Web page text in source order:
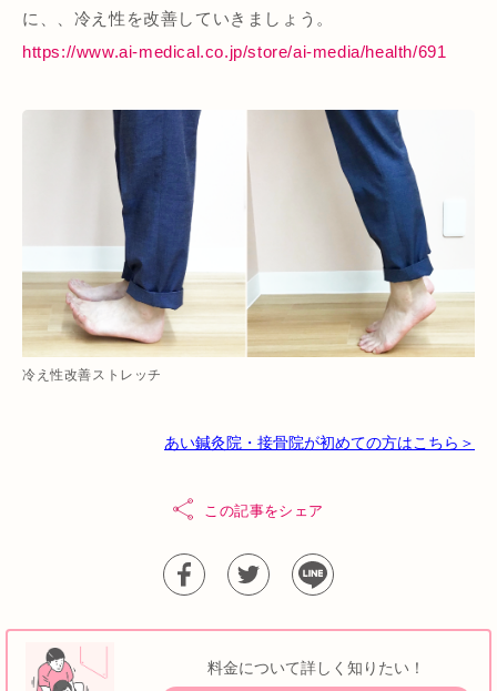
に、、冷え性を改善していきましょう。
https://www.ai-medical.co.jp/store/ai-media/health/691
冷え性改善ストレッチ
あい鍼灸院・接骨院が初めての方はこちら＞
この記事をシェア
料金について詳しく知りたい！